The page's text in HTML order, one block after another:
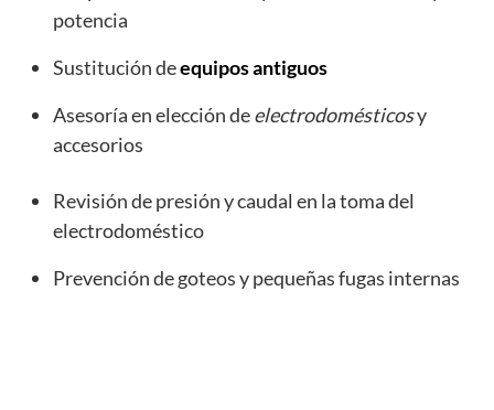
potencia
Sustitución deequipos antiguos
Asesoría en elección deelectrodomésticosy
accesorios
Revisión de presión y caudal en la toma del
electrodoméstico
Prevención de goteos y pequeñas fugas internas